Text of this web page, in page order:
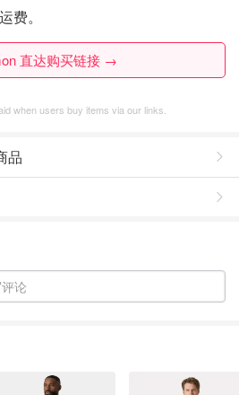
费。
直达购买链接 →
when users buy items via our links.
品
论